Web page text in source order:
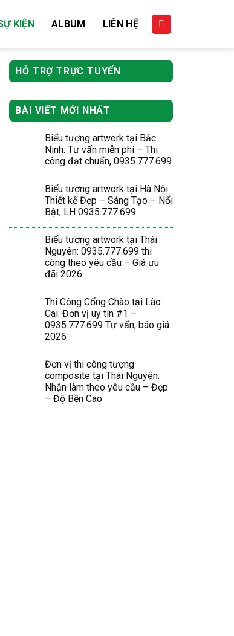
KIỆN ALBUM LIÊN HỆ
HỖ TRỢ TRỰC TUYẾN
BÀI VIẾT MỚI NHẤT
Biểu tượng artwork tại Bắc
Ninh: Tư vấn miễn phí – Thi
công đạt chuẩn, 0935.777.699
Biểu tượng artwork tại Hà Nội:
Thiết kế Đẹp – Sáng Tạo – Nổi
Bật, LH 0935.777.699
Biểu tượng artwork tại Thái
Nguyên: 0935.777.699 thi
công theo yêu cầu – Giá ưu
đãi 2026
Thi Công Cổng Chào tại Lào
Cai: Đơn vị uy tín #1 –
0935.777.699 Tư vấn, báo giá
2026
Đơn vị thi công tượng
composite tại Thái Nguyên:
Nhận làm theo yêu cầu – Đẹp
– Độ Bền Cao